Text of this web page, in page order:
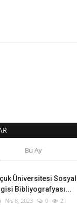
Bu Ay
Üniversitesi
Bibliyografyası...
Nis 8, 2023 0 21